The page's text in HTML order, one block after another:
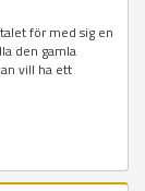
för med sig en
den gamla
vill ha ett